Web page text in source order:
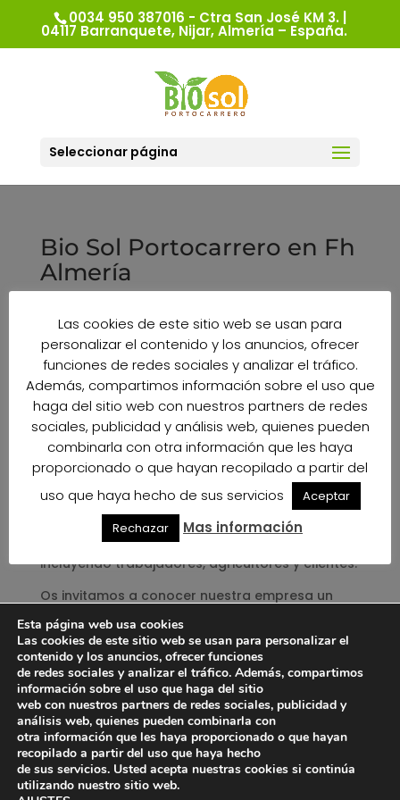
0034 950 387016 - Ctra San José KM 3. |
04117 Barranquete, Nijar, Almería – España.
Seleccionar página
Bio Sol Portocarrero en Fh
Almería
Bio Sol Portocarrero participa en el especial
sobre agricultura ecológica de la revista
agrícola Fhalmeria. Bajo el titular
«Bio Sol Portocarrero, transparencia y trato
cercano como valores fundamentales para
ofrecer la mejor garantía y calidad ecológicas»,
el reportaje muestra la filosofía de nuestra
empresa incluyendo el testimonio el equipo
humano que hace posible nuestra labor,
incluyendo trabajadores, agricultores y clientes.
Os invitamos a conocer nuestra empresa un
poco más a través de este artículo de esta
revista especializada de nuestro sector. (Pag
88)
https://www.fhalmeria.com/abrirdocumento.as
px?seccion=noticia&id=29979
Las cookies de este sitio web se usan para
personalizar el contenido y los anuncios, ofrecer
funciones de redes sociales y analizar el tráfico.
Además, compartimos información sobre el uso que
haga del sitio web con nuestros partners de redes
sociales, publicidad y análisis web, quienes pueden
combinarla con otra información que les haya
proporcionado o que hayan recopilado a partir del
uso que haya hecho de sus servicios
Aceptar
Rechazar
Mas información
Esta página web usa cookies
Las cookies de este sitio web se usan para personalizar el
contenido y los anuncios, ofrecer funciones
de redes sociales y analizar el tráfico. Además, compartimos
información sobre el uso que haga del sitio
web con nuestros partners de redes sociales, publicidad y
análisis web, quienes pueden combinarla con
otra información que les haya proporcionado o que hayan
recopilado a partir del uso que haya hecho
de sus servicios. Usted acepta nuestras cookies si continúa
utilizando nuestro sitio web.